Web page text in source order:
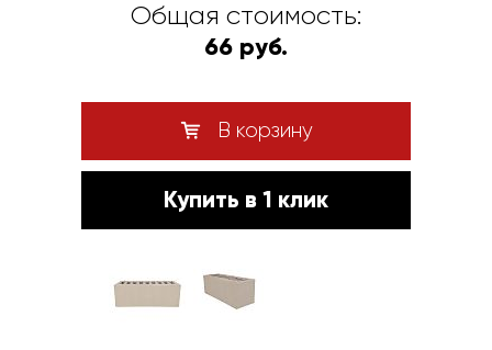
Общая стоимость:
66 руб.
В корзину
Купить в 1 клик